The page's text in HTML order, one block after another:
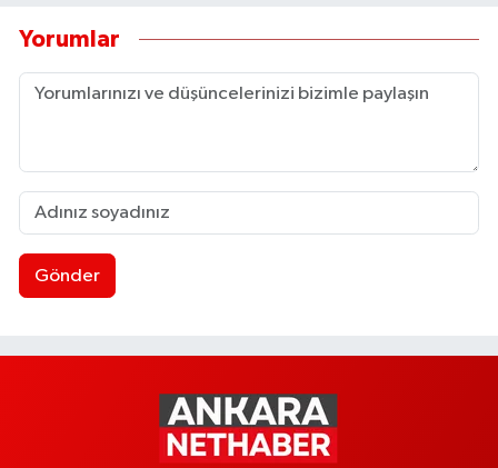
Yorumlar
Gönder